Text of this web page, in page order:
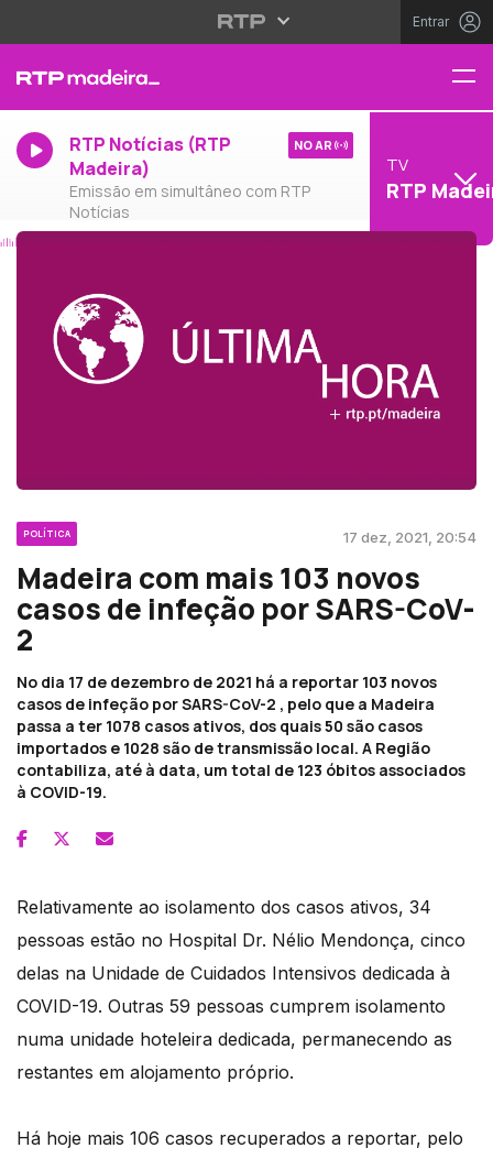
Entrar
RTP Notícias (RTP
Madeira)
Emissão em simultâneo com RTP
Notícias
NO AR
TV
RTP
POLÍTICA 17 dez, 2021, 20:54
Madeira com mais 103 novos
casos de infeção por SARS-CoV-
2
No dia 17 de dezembro de 2021 há a reportar 103 novos
casos de infeção por SARS-CoV-2 , pelo que a Madeira
passa a ter 1078 casos ativos, dos quais 50 são casos
importados e 1028 são de transmissão local. A Região
contabiliza, até à data, um total de 123 óbitos associados
à COVID-19.
Relativamente ao isolamento dos casos ativos, 34
pessoas estão no Hospital Dr. Nélio Mendonça, cinco
delas na Unidade de Cuidados Intensivos dedicada à
COVID-19. Outras 59 pessoas cumprem isolamento
numa unidade hoteleira dedicada, permanecendo as
restantes em alojamento próprio.
Há hoje mais 106 casos recuperados a reportar, pelo